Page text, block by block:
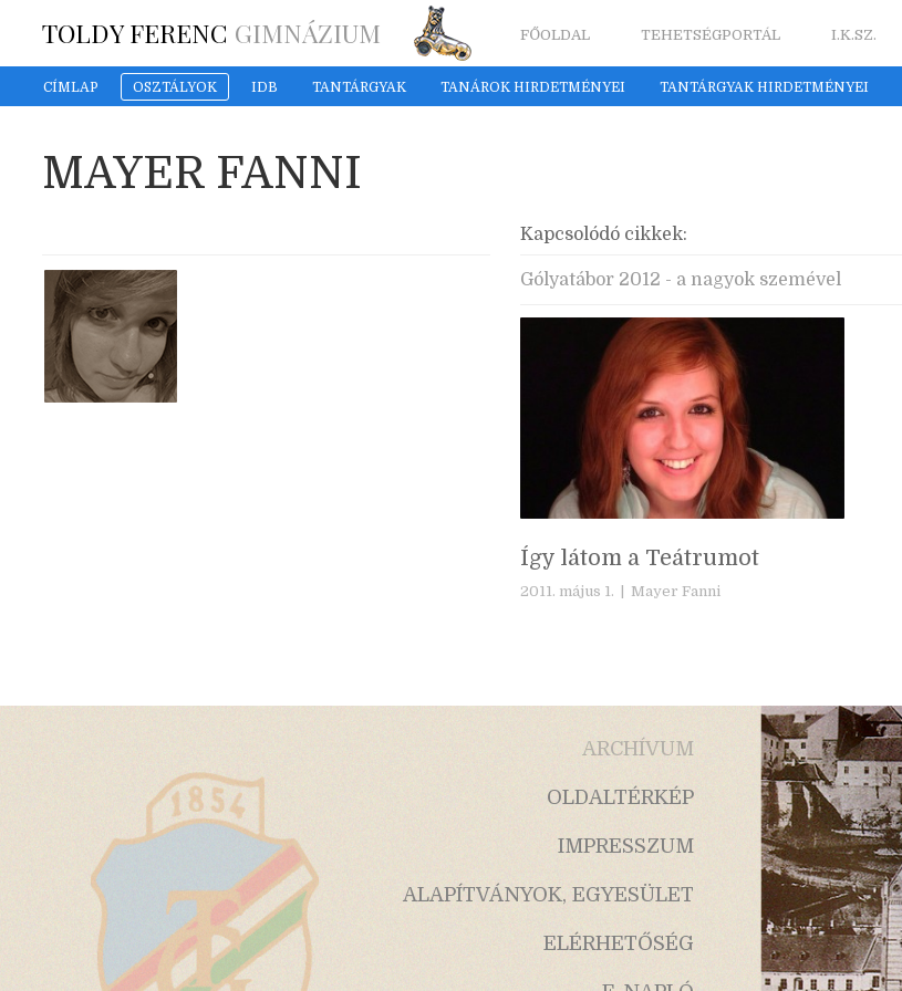
TOLDY FERENC GIMNÁZIUM FŐOLDAL TEHETSÉGPORTÁL I.K.SZ.
CÍMLAP OSZTÁLYOK IDB TANTÁRGYAK TANÁROK HIRDETMÉNYEI TANTÁRGYAK HIRDETMÉNYEI
MAYER FANNI
Kapcsolódó cikkek:
Gólyatábor 2012 - a nagyok szemével
Így látom a Teátrumot
2011. május 1. | Mayer Fanni
ARCHÍVUM
OLDALTÉRKÉP
IMPRESSZUM
ALAPÍTVÁNYOK, EGYESÜLET
ELÉRHETŐSÉG